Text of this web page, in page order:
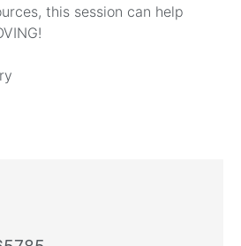
this session can help